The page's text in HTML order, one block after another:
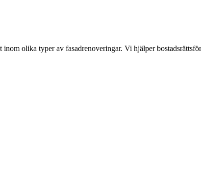
olika typer av fasadrenoveringar. Vi hjälper